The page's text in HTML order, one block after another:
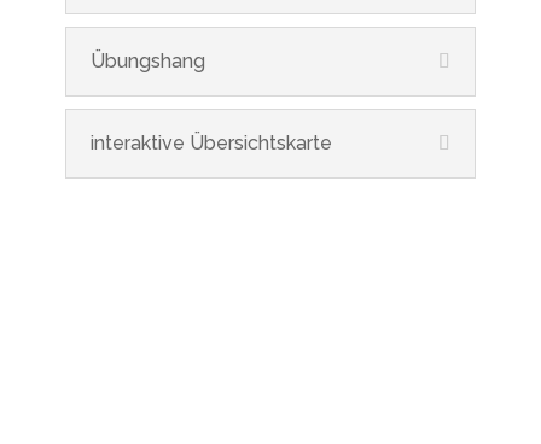
Übungshang
interaktive Übersichtskarte